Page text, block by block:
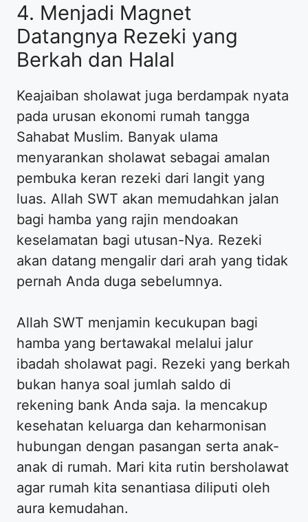
4. Menjadi Magnet
Datangnya Rezeki yang
Berkah dan Halal
Keajaiban sholawat juga berdampak nyata
pada urusan ekonomi rumah tangga
Sahabat Muslim. Banyak ulama
menyarankan sholawat sebagai amalan
pembuka keran rezeki dari langit yang
luas. Allah SWT akan memudahkan jalan
bagi hamba yang rajin mendoakan
keselamatan bagi utusan-Nya. Rezeki
akan datang mengalir dari arah yang tidak
pernah Anda duga sebelumnya.
Allah SWT menjamin kecukupan bagi
hamba yang bertawakal melalui jalur
ibadah sholawat pagi. Rezeki yang berkah
bukan hanya soal jumlah saldo di
rekening bank Anda saja. Ia mencakup
kesehatan keluarga dan keharmonisan
hubungan dengan pasangan serta anak-
anak di rumah. Mari kita rutin bersholawat
agar rumah kita senantiasa diliputi oleh
aura kemudahan.